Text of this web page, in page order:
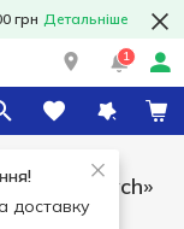
грн Детальніше
1
доставку
для «yarych»